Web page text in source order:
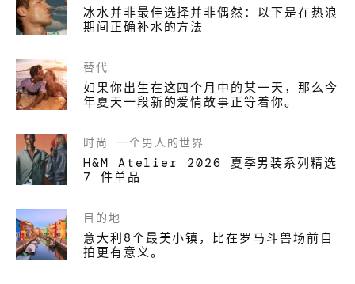
冰水并非最佳选择并非偶然：以下是在热浪
期间正确补水的方法
替代
如果你出生在这四个月中的某一天，那么今
年夏天一段新的爱情故事正等着你。
时尚 一个男人的世界
H&M Atelier 2026 夏季男装系列精选
7 件单品
目的地
意大利8个最美小镇，比在罗马斗兽场前自
拍更有意义。